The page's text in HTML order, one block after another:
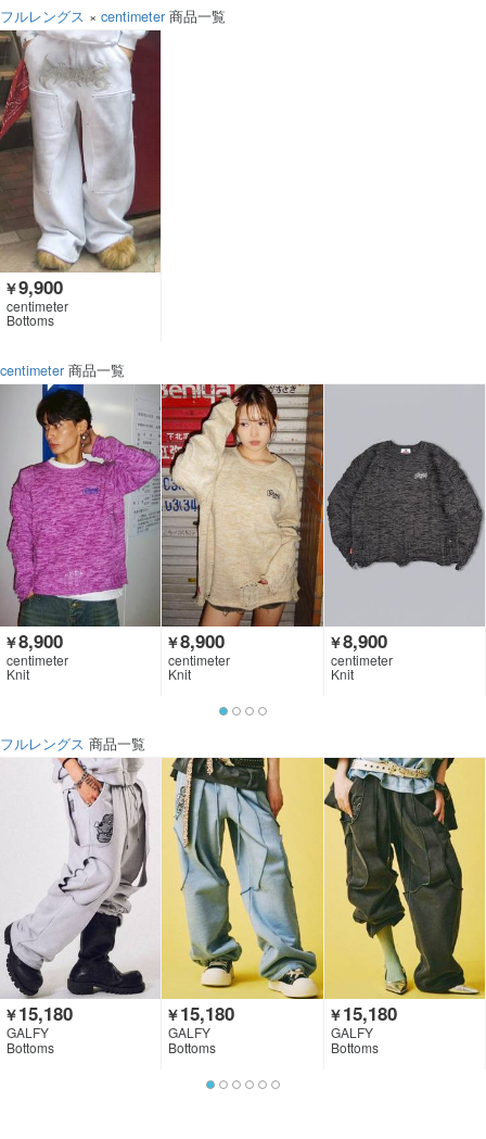
フルレングス × centimeter 商品一覧
￥9,900
centimeter
Bottoms
centimeter 商品一覧
￥8,900
centimeter
Knit
￥8,900
centimeter
Knit
￥8,900
centimeter
Knit
フルレングス 商品一覧
￥15,180
GALFY
Bottoms
￥15,180
GALFY
Bottoms
￥15,180
GALFY
Bottoms